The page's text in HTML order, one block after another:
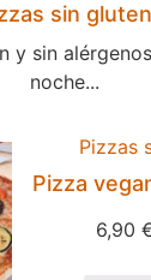
sin gluten
y sin
noche...
Pizzas
Pizza
6,90